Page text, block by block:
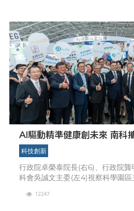
AI驅動精準健康創未來 南科
2025亞洲生技大展
科技創新
行政院卓榮泰院長(右6)、行政院
科會吳誠文主委(左4)視察科學園區
7月24日至27日在南港展覽館1館4
12247